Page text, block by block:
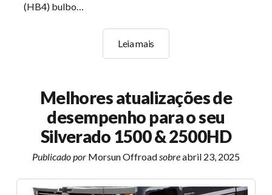
(HB4) bulbo…
Leia mais
o
Faróis
com
segurança
de
halogênio
LED
Melhores atualizações de
desempenho para o seu
Silverado 1500 & 2500HD
Publicado por Morsun Offroadsobreabril 23, 2025